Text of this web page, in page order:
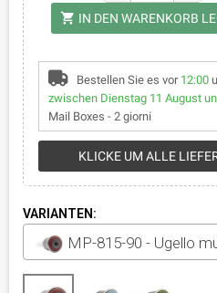
shopping_cart IN DEN WARENKORB
Bestellen Sie es vor 12:00
zwischen Dienstag 11 August
Mail Boxes - 2 giorni
KLICKE UM ALLE
VARIANTEN:
MP-815-90 - Ugello multi